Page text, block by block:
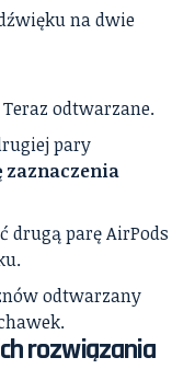
na dwie
odtwarzane.
pary
zaznaczenia
drugą parę AirPods
odtwarzany
rozwiązania